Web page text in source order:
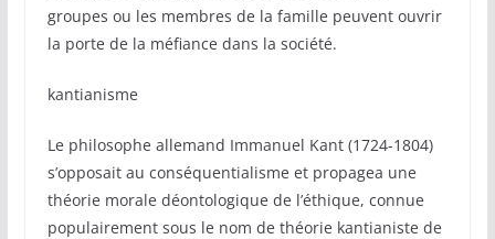
groupes ou les membres de la famille peuvent ouvrir
la porte de la méfiance dans la société.
kantianisme
Le philosophe allemand Immanuel Kant (1724-1804)
s’opposait au conséquentialisme et propagea une
théorie morale déontologique de l’éthique, connue
populairement sous le nom de théorie kantianiste de